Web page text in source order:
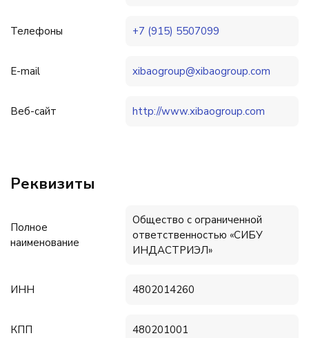
Телефоны +7 (915) 5507099
E-mail xibaogroup@xibaogroup.com
Веб-сайт http://www.xibaogroup.com
Реквизиты
Полное
наименование
Общество с ограниченной
ответственностью «СИБУ
ИНДАСТРИЭЛ»
ИНН 4802014260
КПП 480201001